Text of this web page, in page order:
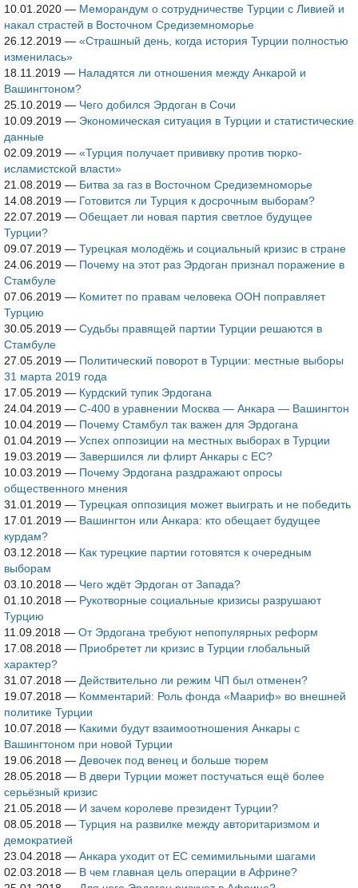
10.01.2020 — Меморандум о сотрудничестве Турции с Ливией и
накал страстей в Восточном Средиземноморье
26.12.2019 — «Страшный день, когда история Турции полностью
изменилась»
18.11.2019 — Наладятся ли отношения между Анкарой и
Вашингтоном?
25.10.2019 — Чего добился Эрдоган в Сочи
10.09.2019 — Экономическая ситуация в Турции и статистические
данные
02.09.2019 — «Турция получает прививку против тюрко-
исламистской власти»
21.08.2019 — Битва за газ в Восточном Средиземноморье
14.08.2019 — Готовится ли Турция к досрочным выборам?
22.07.2019 — Обещает ли новая партия светлое будущее
Турции?
09.07.2019 — Турецкая молодёжь и социальный кризис в стране
24.06.2019 — Почему на этот раз Эрдоган признал поражение в
Стамбуле
07.06.2019 — Комитет по правам человека ООН поправляет
Турцию
30.05.2019 — Судьбы правящей партии Турции решаются в
Стамбуле
27.05.2019 — Политический поворот в Турции: местные выборы
31 марта 2019 года
17.05.2019 — Курдский тупик Эрдогана
24.04.2019 — С-400 в уравнении Москва — Анкара — Вашингтон
10.04.2019 — Почему Стамбул так важен для Эрдогана
01.04.2019 — Успех оппозиции на местных выборах в Турции
19.03.2019 — Завершился ли флирт Анкары с ЕС?
10.03.2019 — Почему Эрдогана раздражают опросы
общественного мнения
31.01.2019 — Турецкая оппозиция может выиграть и не победить
17.01.2019 — Вашингтон или Анкара: кто обещает будущее
курдам?
03.12.2018 — Как турецкие партии готовятся к очередным
выборам
03.10.2018 — Чего ждёт Эрдоган от Запада?
01.10.2018 — Рукотворные социальные кризисы разрушают
Турцию
11.09.2018 — От Эрдогана требуют непопулярных реформ
17.08.2018 — Приобретет ли кризис в Турции глобальный
характер?
31.07.2018 — Действительно ли режим ЧП был отменен?
19.07.2018 — Комментарий: Роль фонда «Маариф» во внешней
политике Турции
10.07.2018 — Какими будут взаимоотношения Анкары с
Вашингтоном при новой Турции
19.06.2018 — Девочек под венец и больше тюрем
28.05.2018 — В двери Турции может постучаться ещё более
серьёзный кризис
21.05.2018 — И зачем королеве президент Турции?
08.05.2018 — Турция на развилке между авторитаризмом и
демократией
23.04.2018 — Анкара уходит от ЕС семимильными шагами
02.03.2018 — В чем главная цель операции в Африне?